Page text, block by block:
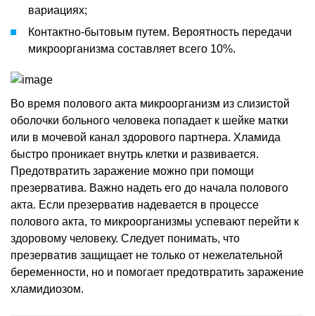
вариациях;
Контактно-бытовым путем. Вероятность передачи
микроорганизма составляет всего 10%.
Во время полового акта микроорганизм из слизистой
оболочки больного человека попадает к шейке матки
или в мочевой канал здорового партнера. Хламида
быстро проникает внутрь клетки и развивается.
Предотвратить заражение можно при помощи
презерватива. Важно надеть его до начала полового
акта. Если презерватив надевается в процессе
полового акта, то микроорганизмы успевают перейти к
здоровому человеку. Следует понимать, что
презерватив защищает не только от нежелательной
беременности, но и помогает предотвратить заражение
хламидиозом.